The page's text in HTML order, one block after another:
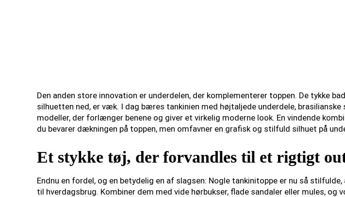
Den anden store innovation er underdelen, der komplementerer toppen. De tykke
silhuetten ned, er væk. I dag bæres tankinien med højtaljede underdele,
modeller, der forlænger benene og giver et virkelig moderne look. En vindende
du bevarer dækningen på toppen, men omfavner en grafisk og stilfuld silhuet på
Et stykke tøj, der forvandles til et rigtigt
Endnu en fordel, og en betydelig en af slagsen: Nogle tankinitoppe er nu så
til hverdagsbrug. Kombiner dem med vide hørbukser, flade sandaler eller mules, og